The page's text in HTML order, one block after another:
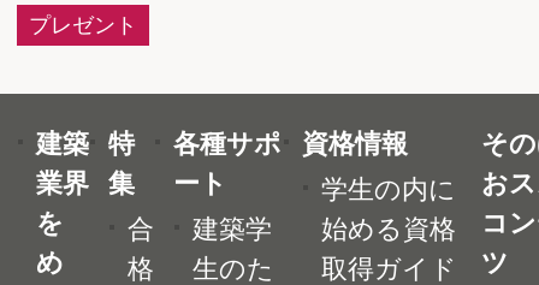
プレゼント
建築
業界
を
め
特
集
合
格
各種サポ
ート
建築学
生のた
資格情報
学生の内に
始める資格
取得ガイド
そ
お
コ
ツ